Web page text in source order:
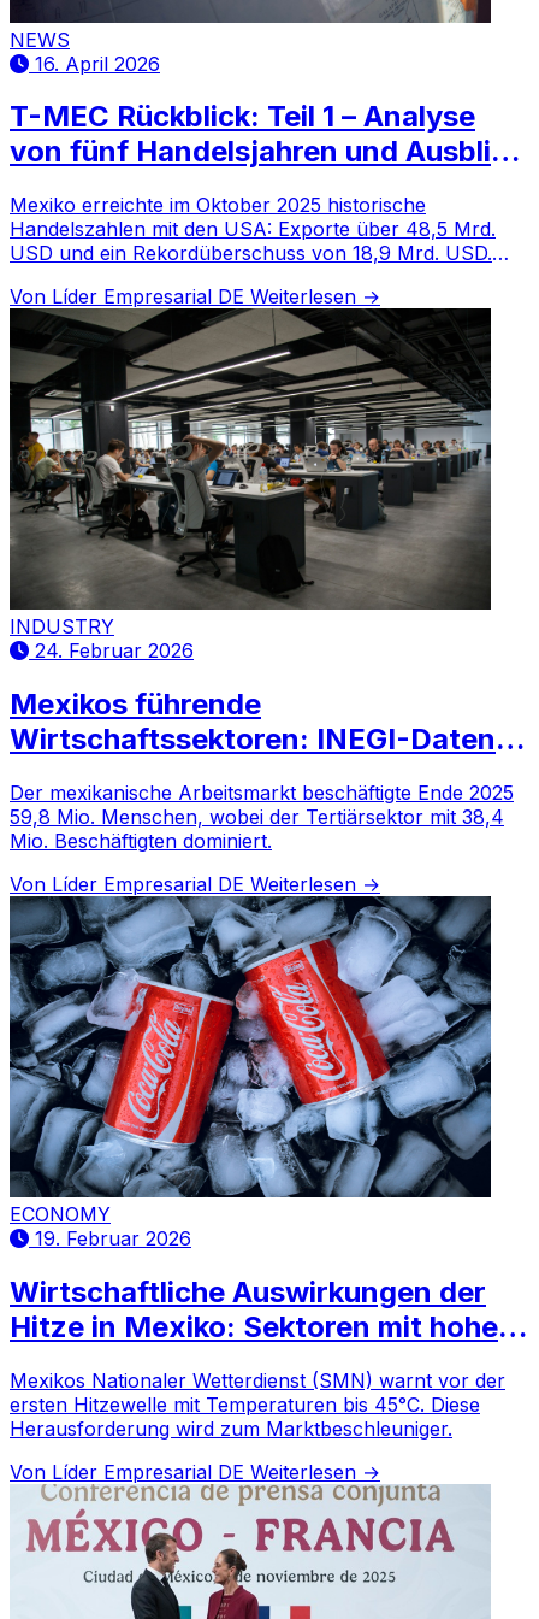
NEWS
16. April 2026
T-MEC Rückblick: Teil 1 – Analyse
von fünf Handelsjahren und Ausblick
Mexiko erreichte im Oktober 2025 historische
Handelszahlen mit den USA: Exporte über 48,5 Mrd.
USD und ein Rekordüberschuss von 18,9 Mrd. USD.
Von Líder Empresarial DE Weiterlesen →
INDUSTRY
24. Februar 2026
Mexikos führende
Wirtschaftssektoren: INEGI-Daten
Der mexikanische Arbeitsmarkt beschäftigte Ende 2025
59,8 Mio. Menschen, wobei der Tertiärsektor mit 38,4
Mio. Beschäftigten dominiert.
Von Líder Empresarial DE Weiterlesen →
ECONOMY
19. Februar 2026
Wirtschaftliche Auswirkungen der
Hitze in Mexiko: Sektoren mit hoher
Nachfrage im Jahr 2026
Mexikos Nationaler Wetterdienst (SMN) warnt vor der
ersten Hitzewelle mit Temperaturen bis 45°C. Diese
Herausforderung wird zum Marktbeschleuniger.
Von Líder Empresarial DE Weiterlesen →